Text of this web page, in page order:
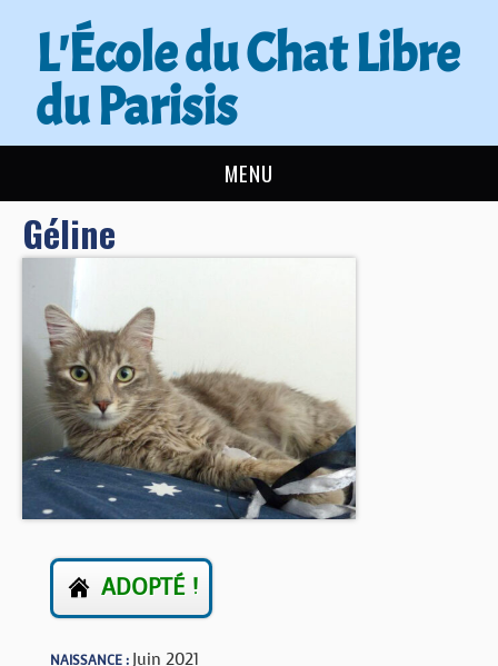
L'École du Chat Libre
du Parisis
MENU
L’ÉCOLE DU CHAT
ACTUALITÉS
ADOPTER
NOUS AIDER
CONTACT
BOUTIQUE
FORUM
Géline
ADOPTÉ !
NAISSANCE : Juin 2021